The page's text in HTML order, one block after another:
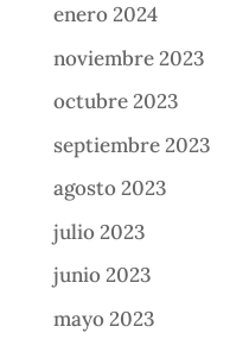
enero 2024
noviembre 2023
octubre 2023
septiembre 2023
agosto 2023
julio 2023
junio 2023
mayo 2023